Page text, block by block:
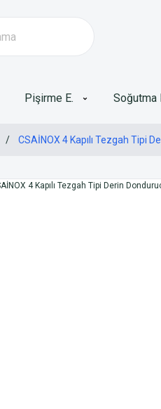
Pişirme E. Soğutma
CSAİNOX 4 Kapılı Tezgah Tipi